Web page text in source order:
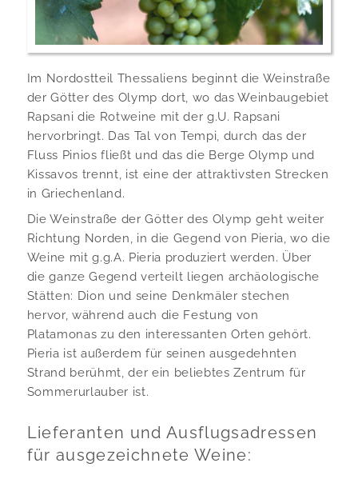
Im Nordostteil Thessaliens beginnt die Weinstraße
der Götter des Olymp dort, wo das Weinbaugebiet
Rapsani die Rotweine mit der g.U. Rapsani
hervorbringt. Das Tal von Tempi, durch das der
Fluss Pinios fließt und das die Berge Olymp und
Kissavos trennt, ist eine der attraktivsten Strecken
in Griechenland.
Die Weinstraße der Götter des Olymp geht weiter
Richtung Norden, in die Gegend von Pieria, wo die
Weine mit g.g.A. Pieria produziert werden. Über
die ganze Gegend verteilt liegen archäologische
Stätten: Dion und seine Denkmäler stechen
hervor, während auch die Festung von
Platamonas zu den interessanten Orten gehört.
Pieria ist außerdem für seinen ausgedehnten
Strand berühmt, der ein beliebtes Zentrum für
Sommerurlauber ist.
Lieferanten und Ausflugsadressen
für ausgezeichnete Weine: